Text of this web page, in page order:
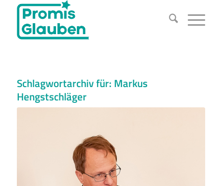
Schlagwortarchiv für: Markus
Hengstschläger